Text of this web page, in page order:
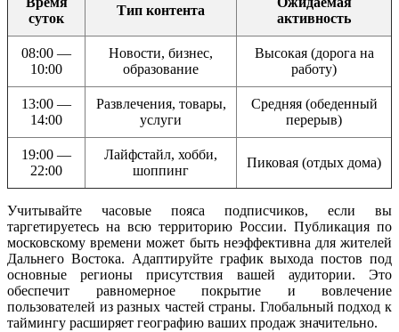
суток
Тип контента
активность
08:00 —
10:00
Новости, бизнес,
образование
Высокая (дорога на
работу)
13:00 —
14:00
Развлечения, товары,
услуги
Средняя (обеденный
перерыв)
19:00 —
22:00
Лайфстайл, хобби,
шоппинг
Пиковая (отдых дома)
Учитывайте часовые пояса подписчиков, если вы
таргетируетесь на всю территорию России. Публикация по
московскому времени может быть неэффективна для жителей
Дальнего Востока. Адаптируйте график выхода постов под
основные регионы присутствия вашей аудитории. Это
обеспечит равномерное покрытие и вовлечение
пользователей из разных частей страны. Глобальный подход к
таймингу расширяет географию ваших продаж значительно.